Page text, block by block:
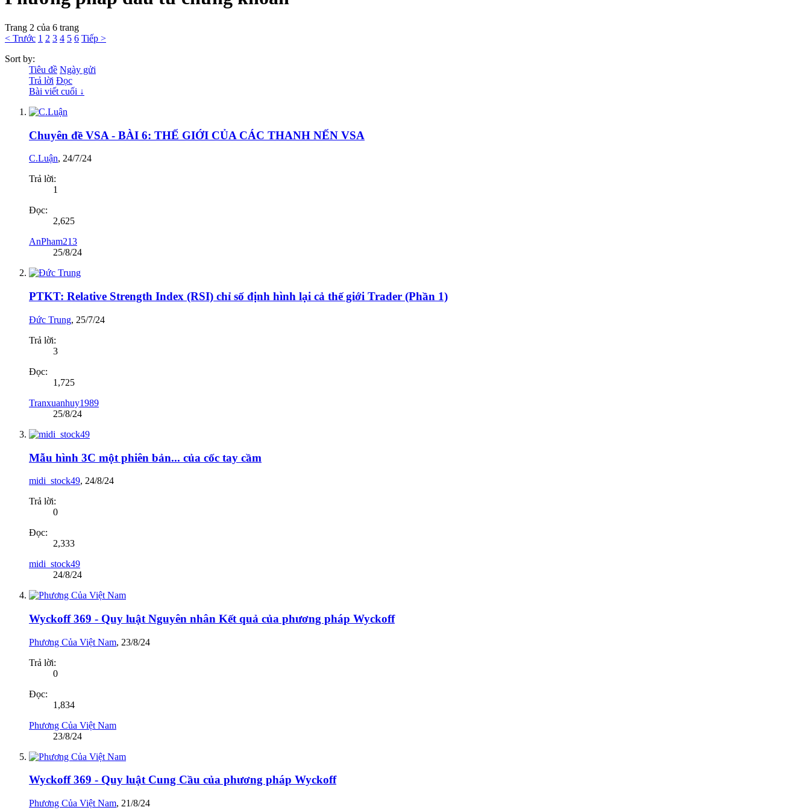
Trang 2 của 6 trang
< Trước 1 2 3 4 5 6 Tiếp >
Sort by:
Tiêu đề Ngày gửi
Trả lời Đọc
Bài viết cuối ↓
Chuyên đề VSA - BÀI 6: THẾ GIỚI CỦA CÁC THANH NẾN VSA
C.Luận, 24/7/24
Trả lời:
1
Đọc:
2,625
AnPham213
25/8/24
PTKT: Relative Strength Index (RSI) chỉ số định hình lại cả thế giới Trader (Phần 1)
Đức Trung, 25/7/24
Trả lời:
3
Đọc:
1,725
Tranxuanhuy1989
25/8/24
Mẫu hình 3C một phiên bản... của cốc tay cầm
midi_stock49, 24/8/24
Trả lời:
0
Đọc:
2,333
midi_stock49
24/8/24
Wyckoff 369 - Quy luật Nguyên nhân Kết quả của phương pháp Wyckoff
Phương Của Việt Nam, 23/8/24
Trả lời:
0
Đọc:
1,834
Phương Của Việt Nam
23/8/24
Wyckoff 369 - Quy luật Cung Cầu của phương pháp Wyckoff
Phương Của Việt Nam, 21/8/24